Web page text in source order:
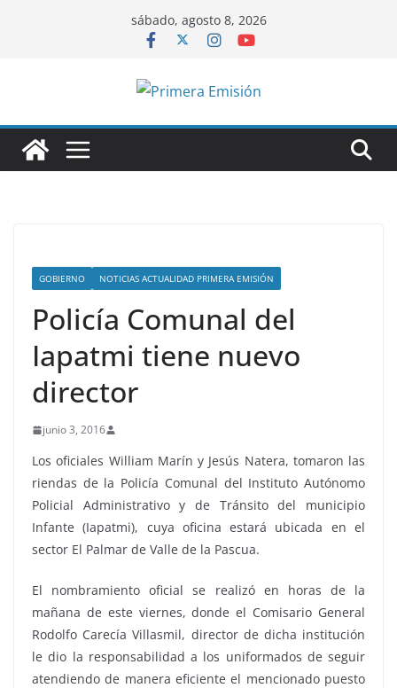
sábado, agosto 8, 2026
GOBIERNO NOTICIAS ACTUALIDAD PRIMERA EMISIÓN
Policía Comunal del
Iapatmi tiene nuevo
director
junio 3, 2016
Los oficiales William Marín y Jesús Natera, tomaron las
riendas de la Policía Comunal del Instituto Autónomo
Policial Administrativo y de Tránsito del municipio
Infante (Iapatmi), cuya oficina estará ubicada en el
sector El Palmar de Valle de la Pascua.
El nombramiento oficial se realizó en horas de la
mañana de este viernes, donde el Comisario General
Rodolfo Carecía Villasmil, director de dicha institución
le dio la responsabilidad a los uniformados de seguir
atendiendo de manera eficiente el mencionado puesto